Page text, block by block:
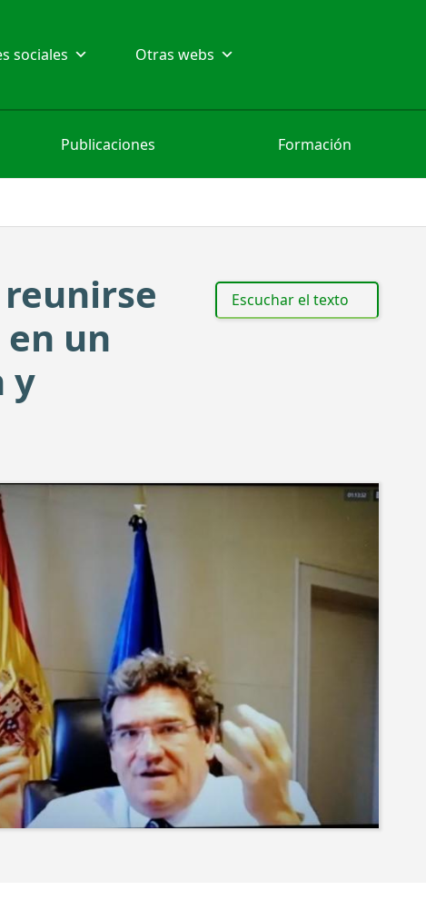
sociales Otras webs
Publicaciones Formación
un
y
Escuchar el texto